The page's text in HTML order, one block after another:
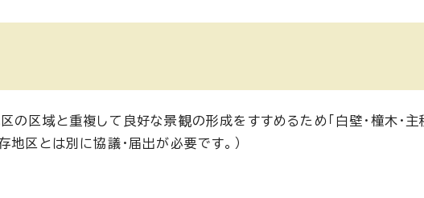
の区域と重複して良好な景観の形成をすすめるため「白壁・橦木・
地区とは別に協議・届出が必要です。）